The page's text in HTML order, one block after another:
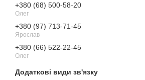
+380 (68) 500-58-20
Олег
+380 (97) 713-71-45
Ярослав
+380 (66) 522-22-45
Олег